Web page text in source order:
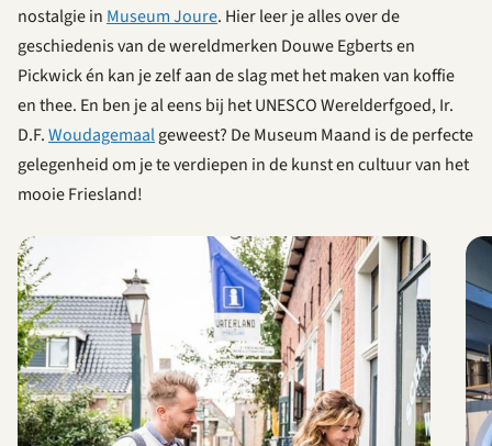
nostalgie in Museum Joure. Hier leer je alles over de
geschiedenis van de wereldmerken Douwe Egberts en
Pickwick én kan je zelf aan de slag met het maken van koffie
en thee. En ben je al eens bij het UNESCO Werelderfgoed, Ir.
D.F.Woudagemaalgeweest? De Museum Maand is de perfecte
gelegenheid om je te verdiepen in de kunst en cultuur van het
mooie Friesland!